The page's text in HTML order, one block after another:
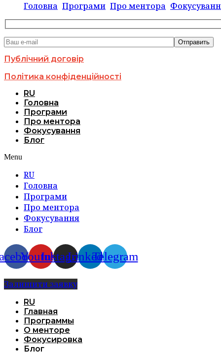
Головна Програми Про ментора
Публічний договір
Політика конфіденційності
RU
Головна
Програми
Про ментора
Фокусування
Блог
Menu
RU
Головна
Програми
Про ментора
Фокусування
Блог
YoutubeInstagramLinkedinTelegram
Залишити заявку
RU
Главная
Программы
О менторе
Фокусировка
Блог